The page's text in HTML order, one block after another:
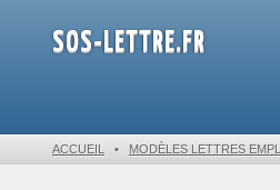
SOS-LETTRE.FR
ACCUEIL • MODÈLES LETTRES